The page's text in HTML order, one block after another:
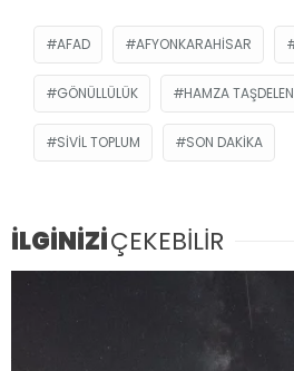
AFAD AFYONKARAHISAR
GÖNÜLLÜLÜK HAMZA TAŞDELEN
SIVIL TOPLUM SON DAKIKA
İLGİNİZİÇEKEBİLİR